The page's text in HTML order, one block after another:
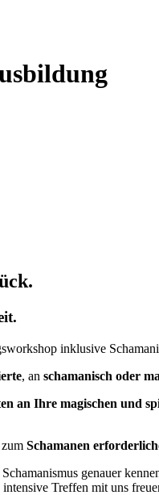
inklusive
, an schamanisch oder
an Ihre magischen und
Schamanen
genauer
Treffen mit uns